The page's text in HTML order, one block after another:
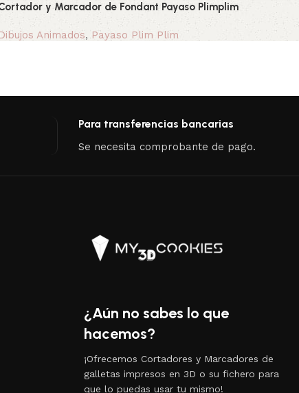
y Marcador de Fondant Payaso Plimplim
Dibujos Animados, Payaso Plim Plim
Para transferencias bancarias
Se necesita comprobante de pago.
¿Aún no sabes lo que
hacemos?
¡Ofrecemos Cortadores y Marcadores de
galletas impresos en 3D o su fichero para
que lo puedas usar tu mismo!